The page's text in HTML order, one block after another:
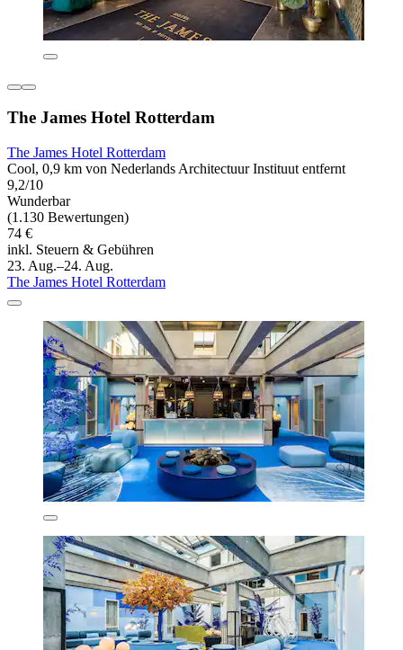
The James Hotel Rotterdam
The James Hotel Rotterdam
Cool, 0,9 km von Nederlands Architectuur Instituut entfernt
9,2/10
Wunderbar
(1.130 Bewertungen)
74 €
inkl. Steuern & Gebühren
23. Aug.–24. Aug.
The James Hotel Rotterdam